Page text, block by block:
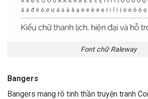
Font chữ Raleway
Bangers
Bangers mang rõ tinh thần truyện tranh